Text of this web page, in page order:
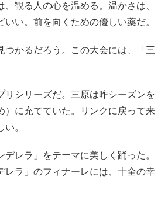
、観る人の心を温める。温かさは、
い。前を向くための優しい薬だ。
つかるだろう。この大会には、「三
リシリーズだ。三原は昨シーズンを
）に充てていた。リンクに戻って来
。
デレラ」をテーマに美しく踊った。
レラ」のフィナーレには、十全の幸